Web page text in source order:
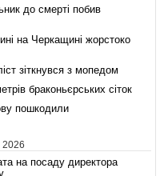
до смерті побив
на Черкащині жорстоко
зіткнувся з мопедом
браконьєрських сіток
пошкодили
2026
на посаду директора